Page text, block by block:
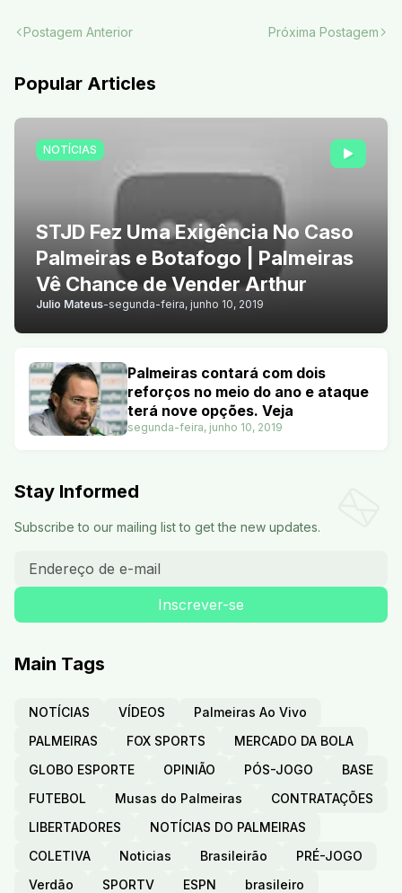
Postagem Anterior Próxima Postagem
Popular Articles
NOTÍCIAS
STJD Fez Uma Exigência No Caso
Palmeiras e Botafogo | Palmeiras
Vê Chance de Vender Arthur
Julio Mateus-segunda-feira, junho 10, 2019
Palmeiras contará com dois
reforços no meio do ano e ataque
terá nove opções. Veja
segunda-feira, junho 10, 2019
Stay Informed
Subscribe to our mailing list to get the new updates.
Main Tags
NOTÍCIAS VÍDEOS
Palmeiras Ao Vivo
PALMEIRAS
FOX SPORTS
MERCADO DA BOLA
GLOBO ESPORTE
OPINIÃO PÓS-JOGO
BASE
FUTEBOL
Musas do Palmeiras
CONTRATAÇÕES
LIBERTADORES
NOTÍCIAS DO PALMEIRAS
COLETIVA
Noticias Brasileirão
PRÉ-JOGO
Verdão
SPORTV ESPN
brasileiro